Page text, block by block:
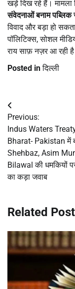
खड़े दिख रहे हैं। मामला
संवेदनाओं बनाम पब्लिक
विवाद और बड़ा हो
पॉलिटिक्स, सोशल
राय साफ़ नज़र आ रही
Posted inदिल्ली
Post
navigation
Previous:
Indus Waters
Bharat- Pakistan में
Shehbaz, Asim
Bilawal की धमकियों
का कड़ा जवाब
Related